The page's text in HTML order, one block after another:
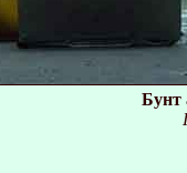
Бунт